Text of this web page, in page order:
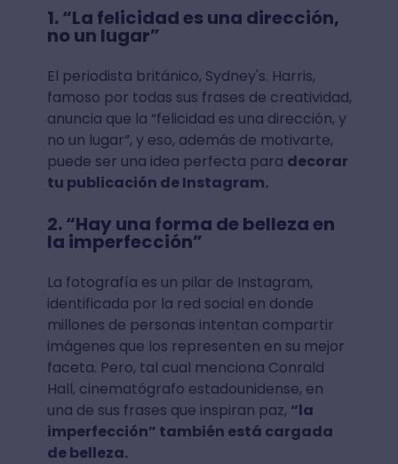
1. “La felicidad es una dirección,
no un lugar”
El periodista británico, Sydney's. Harris,
famoso por todas sus frases de creatividad,
anuncia que la “felicidad es una dirección, y
no un lugar”, y eso, además de motivarte,
puede ser una idea perfecta para decorar
tu publicación de Instagram.
2. “Hay una forma de belleza en
la imperfección”
La fotografía es un pilar de Instagram,
identificada por la red social en donde
millones de personas intentan compartir
imágenes que los representen en su mejor
faceta. Pero, tal cual menciona Conrald
Hall, cinematógrafo estadounidense, en
una de sus frases que inspiran paz, “la
imperfección” también está cargada
de belleza.